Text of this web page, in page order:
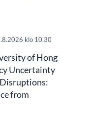
klo 10.30
of Hong
Uncertainty
from